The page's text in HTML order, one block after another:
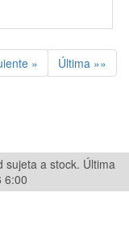
» Última »»
sujeta a stock. Última
6:00